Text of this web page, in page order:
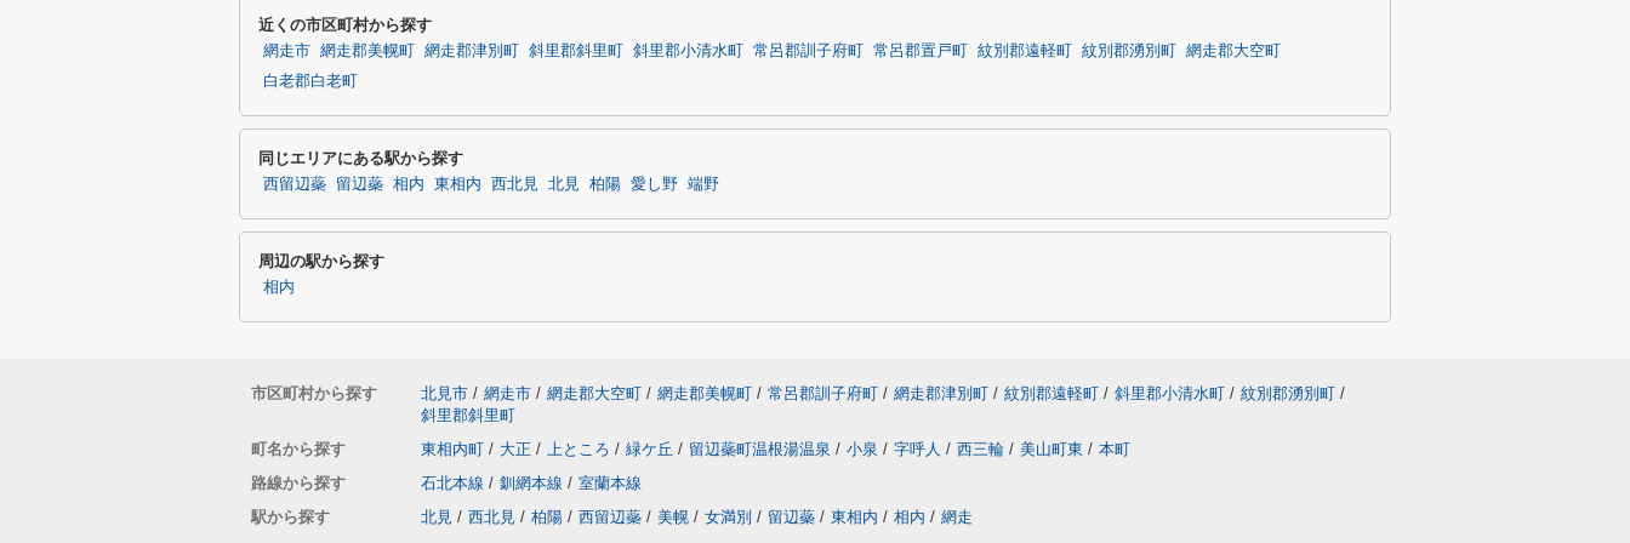
近くの市区町村から探す
網走市 網走郡美幌町 網走郡津別町 斜里郡斜里町 斜里郡小清水町 常呂郡訓子府町 常呂郡置戸町 紋別郡遠軽町 紋別郡湧別町
網走郡大空町
白老郡白老町
同じエリアにある駅から探す
西留辺蘂 留辺蘂 相内 東相内 西北見 北見 柏陽 愛し野 端野
周辺の駅から探す
相内
市区町村から探す 北見市 / 網走市 / 網走郡大空町 / 網走郡美幌町 / 常呂郡訓子府町 / 網走郡津別町 / 紋別郡遠軽町 / 斜里郡小清水町 / 紋別郡湧別町 /
斜里郡斜里町
町名から探す
東相内町 / 大正 / 上ところ / 緑ケ丘 / 留辺蘂町温根湯温泉 / 小泉 / 字呼人 / 西三輪 / 美山町東 / 本町
路線から探す
石北本線 / 釧網本線 / 室蘭本線
駅から探す
北見 / 西北見 / 柏陽 / 西留辺蘂 / 美幌 / 女満別 / 留辺蘂 / 東相内 / 相内 / 網走